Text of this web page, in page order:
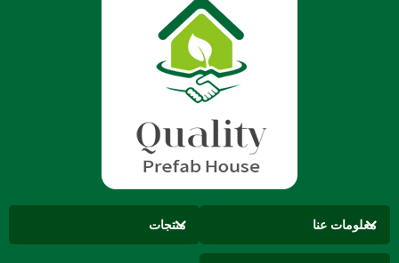
معلومات عنا منتجات